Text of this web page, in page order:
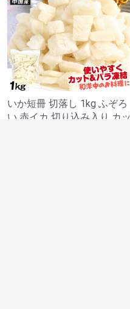
いか短冊 切落し 1kg ふぞろ
い 赤イカ 切り込み入り カッ